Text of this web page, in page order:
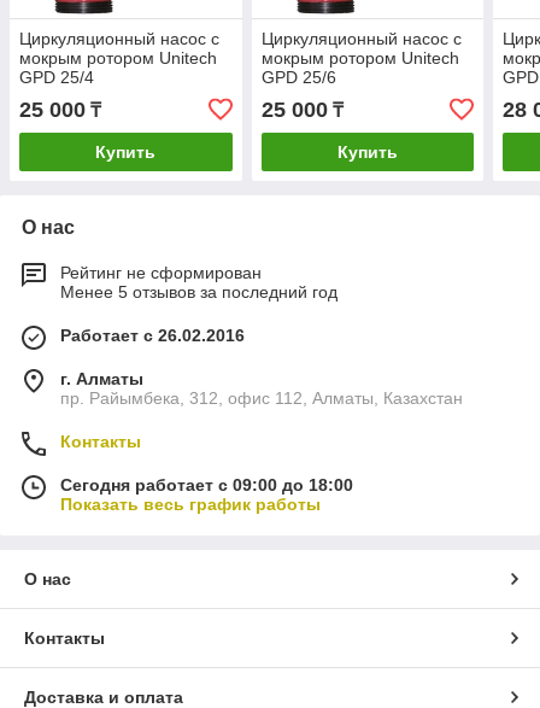
Циркуляционный насос с
мокрым ротором Unitech
GPD 25/4
25 000 ₸
Купить
Циркуляционный насос с
мокрым ротором Unitech
GPD 25/6
25 000₸
Купить
28
О нас
Рейтинг не сформирован
Менее 5 отзывов за последний год
Работает с 26.02.2016
г. Алматы
пр. Райымбека, 312, офис 112, Алматы, Казахстан
Контакты
Сегодня работает с 09:00 до 18:00
Показать весь график работы
О нас
Контакты
Доставка и оплата